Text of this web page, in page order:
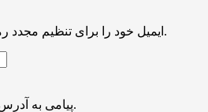
ایمیل خود را برای تنظیم مجدد رمز عبور خود را بررسی کنید.
پیامی به آدرس ایمیل شما ارسال می شود.